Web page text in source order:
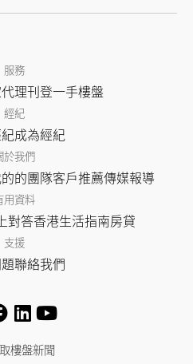
服務
理刊登一手樓盤
經紀
成為經紀
於我們
的團隊客戶推薦傳媒報導
用資料
對答香港生活指南房貸
支援
聯絡我們
樓盤新聞